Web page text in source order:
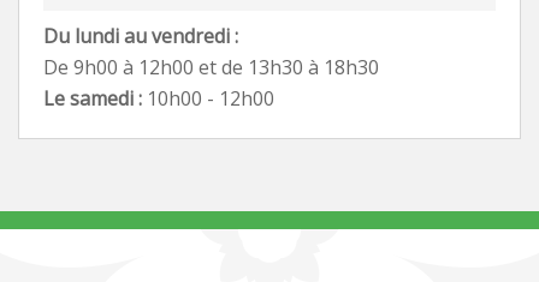
Du lundi au vendredi :
De 9h00 à 12h00 et de 13h30 à 18h30
Le samedi : 10h00 - 12h00